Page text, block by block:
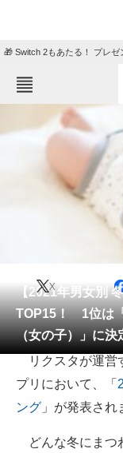
🎁 Switch 2もあたる！ プレゼ
ねとらぼメニュー
TOP
会員記事
メディア
注目記事を集めた
ITの今と未来を見
【2021年男女別
TOP15！ 1位は
（女の子）」に
X
リクスタが運営
プリにおいて、「
ング 」が発表され
どんな冬にまつ